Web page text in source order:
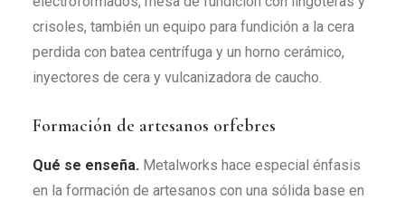
crisoles, también un equipo para fundición a la cera
perdida con batea centrífuga y un horno cerámico,
inyectores de cera y vulcanizadora de caucho.
Formación de artesanos orfebres
Qué se enseña. Metalworks hace especial énfasis
en la formación de artesanos con una sólida base en